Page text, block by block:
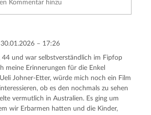
Kommentar senden
30.01.2026 – 17:26
44 und war selbstverständlich im Fipfop
meine Erinnerungen für die Enkel
Johner-Etter, würde mich noch ein Film
ob es den nochmals zu sehen
vermutlich in Australien. Es ging um
wir Erbarmen hatten und die Kinder,